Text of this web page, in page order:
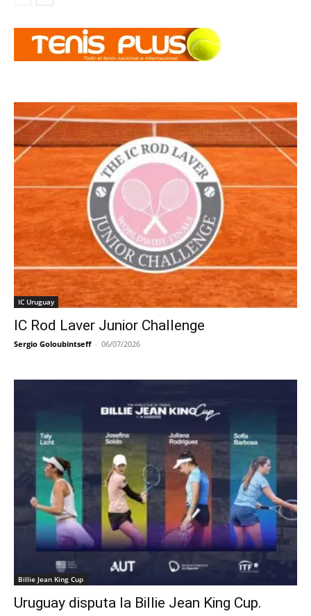
IC Uruguay
IC Rod Laver Junior Challenge
Sergio Goloubintseff - 06/07/2026
Billie Jean King Cup
Uruguay disputa la Billie Jean King Cup.